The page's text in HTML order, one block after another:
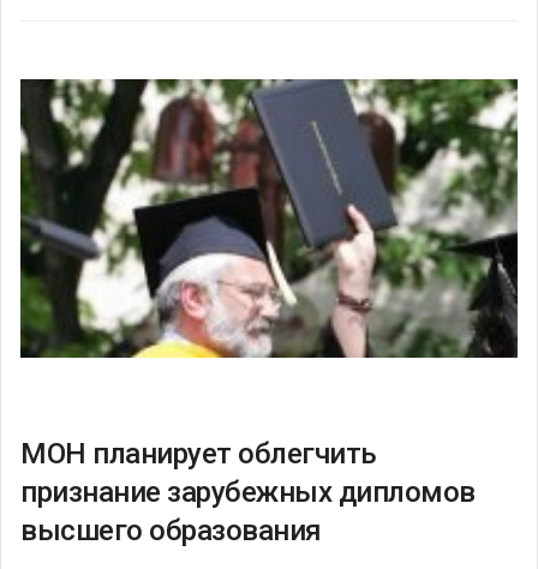
МОН планирует облегчить
признание зарубежных дипломов
высшего образования